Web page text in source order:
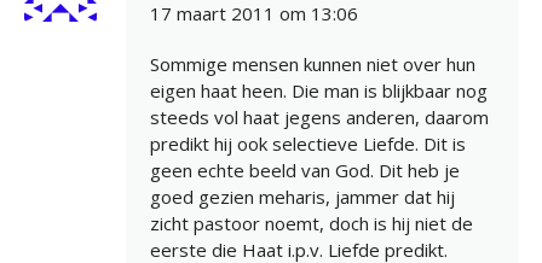
17 maart 2011 om 13:06
Sommige mensen kunnen niet over hun
eigen haat heen. Die man is blijkbaar nog
steeds vol haat jegens anderen, daarom
predikt hij ook selectieve Liefde. Dit is
geen echte beeld van God. Dit heb je
goed gezien meharis, jammer dat hij
zicht pastoor noemt, doch is hij niet de
eerste die Haat i.p.v. Liefde predikt.